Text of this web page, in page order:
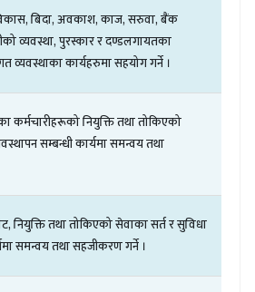
,बिदा,अवकाश,काज,सरुवा,बैंक
व्यवस्था,पुरस्काररदण्डलगायतका
व्यवस्थाकाकार्यहरुमासहयोगगर्ने ।
कर्मचारीहरूकोनियुक्तितथातोकिएको
सम्बन्धीकार्यमासमन्वयतथा
,नियुक्तितथातोकिएकोसेवाकासर्तरसुविधा
समन्वयतथासहजीकरणगर्ने ।